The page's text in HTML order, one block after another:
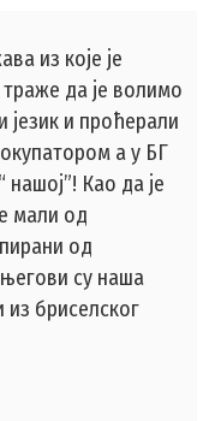
из које је
да је волимо
језик и проћерали
а у БГ
Као да је
мали од
од
су наша
из бриселског